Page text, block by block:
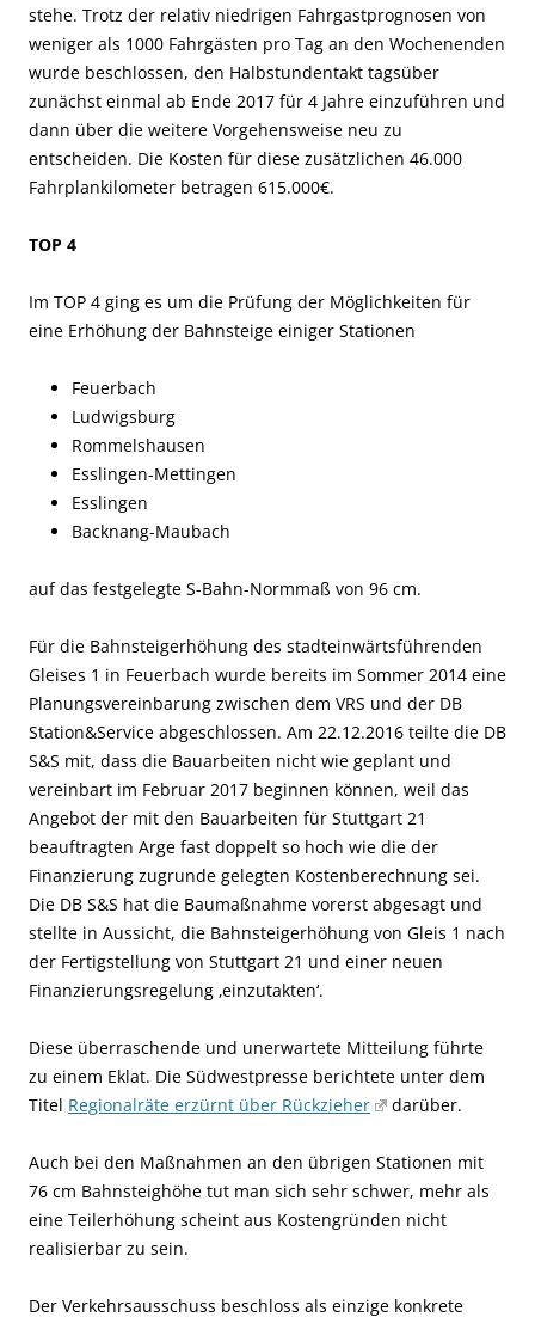
stehe. Trotz der relativ niedrigen Fahrgastprognosen von
weniger als 1000 Fahrgästen pro Tag an den Wochenenden
wurde beschlossen, den Halbstundentakt tagsüber
zunächst einmal ab Ende 2017 für 4 Jahre einzuführen und
dann über die weitere Vorgehensweise neu zu
entscheiden. Die Kosten für diese zusätzlichen 46.000
Fahrplankilometer betragen 615.000€.
TOP 4
Im TOP 4 ging es um die Prüfung der Möglichkeiten für
eine Erhöhung der Bahnsteige einiger Stationen
Feuerbach
Ludwigsburg
Rommelshausen
Esslingen-Mettingen
Esslingen
Backnang-Maubach
auf das festgelegte S-Bahn-Normmaß von 96 cm.
Für die Bahnsteigerhöhung des stadteinwärtsführenden
Gleises 1 in Feuerbach wurde bereits im Sommer 2014 eine
Planungsvereinbarung zwischen dem VRS und der DB
Station&Service abgeschlossen. Am 22.12.2016 teilte die DB
S&S mit, dass die Bauarbeiten nicht wie geplant und
vereinbart im Februar 2017 beginnen können, weil das
Angebot der mit den Bauarbeiten für Stuttgart 21
beauftragten Arge fast doppelt so hoch wie die der
Finanzierung zugrunde gelegten Kostenberechnung sei.
Die DB S&S hat die Baumaßnahme vorerst abgesagt und
stellte in Aussicht, die Bahnsteigerhöhung von Gleis 1 nach
der Fertigstellung von Stuttgart 21 und einer neuen
Finanzierungsregelung ‚einzutakten‘.
Diese überraschende und unerwartete Mitteilung führte
zu einem Eklat. Die Südwestpresse berichtete unter dem
Titel Regionalräte erzürnt über Rückzieher darüber.
Auch bei den Maßnahmen an den übrigen Stationen mit
76 cm Bahnsteighöhe tut man sich sehr schwer, mehr als
eine Teilerhöhung scheint aus Kostengründen nicht
realisierbar zu sein.
Der Verkehrsausschuss beschloss als einzige konkrete